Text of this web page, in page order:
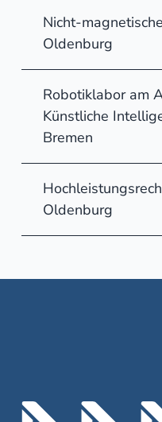
Nicht-
Oldenburg
Robotiklabor am
Künstliche
Bremen
Oldenburg